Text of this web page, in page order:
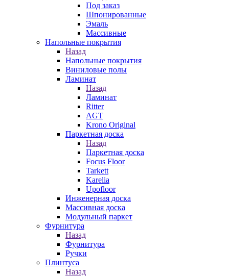
Под заказ
Шпонированные
Эмаль
Массивные
Напольные покрытия
Назад
Напольные покрытия
Виниловые полы
Ламинат
Назад
Ламинат
Ritter
AGT
Krono Original
Паркетная доска
Назад
Паркетная доска
Focus Floor
Tarkett
Karelia
Upofloor
Инженерная доска
Массивная доска
Модульный паркет
Фурнитура
Назад
Фурнитура
Ручки
Плинтуса
Назад